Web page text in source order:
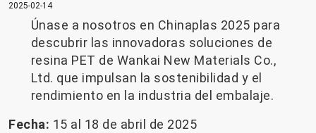
2025-02-14
Únase a nosotros en Chinaplas 2025 para
descubrir las innovadoras soluciones de
resina PET de Wankai New Materials Co.,
Ltd. que impulsan la sostenibilidad y el
rendimiento en la industria del embalaje.
Fecha: 15 al 18 de abril de 2025